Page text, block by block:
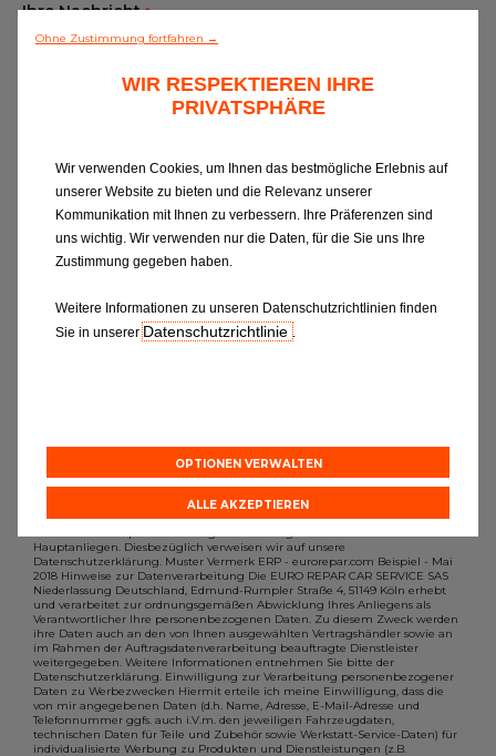
Wenn Sie Informationen zu EUROREPAR
CAR SERVICE erhalten oder von unserer
Kundenbetreuung kontaktiert werden
möchten, dann füllen Sie bitte das
Formular aus.
Ihre Nachricht*
Hauptanliegen. Diesbezüglich verweisen wir auf unsere
Datenschutzerklärung. Muster Vermerk ERP - eurorepar.com Beispiel - Mai
2018 Hinweise zur Datenverarbeitung Die EURO REPAR CAR SERVICE SAS
Niederlassung Deutschland, Edmund-Rumpler Straße 4, 51149 Köln erhebt
und verarbeitet zur ordnungsgemäßen Abwicklung Ihres Anliegens als
Verantwortlicher Ihre personenbezogenen Daten. Zu diesem Zweck werden
ihre Daten auch an den von Ihnen ausgewählten Vertragshändler sowie an
im Rahmen der Auftragsdatenverarbeitung beauftragte Dienstleister
weitergegeben. Weitere Informationen entnehmen Sie bitte der
Datenschutzerklärung. Einwilligung zur Verarbeitung personenbezogener
Daten zu Werbezwecken Hiermit erteile ich meine Einwilligung, dass die
von mir angegebenen Daten (d.h. Name, Adresse, E-Mail-Adresse und
Telefonnummer ggfs. auch i.V.m. den jeweiligen Fahrzeugdaten,
technischen Daten für Teile und Zubehör sowie Werkstatt-Service-Daten) für
individualisierte Werbung zu Produkten und Dienstleistungen (z.B.
Ohne Zustimmung fortfahren →
WIR RESPEKTIEREN IHRE
PRIVATSPHÄRE
Wir verwenden Cookies, um Ihnen das bestmögliche Erlebnis auf
unserer Website zu bieten und die Relevanz unserer
Kommunikation mit Ihnen zu verbessern. Ihre Präferenzen sind
uns wichtig. Wir verwenden nur die Daten, für die Sie uns Ihre
Zustimmung gegeben haben.
Weitere Informationen zu unseren Datenschutzrichtlinien finden
Sie in unsererDatenschutzrichtlinie .
OPTIONEN VERWALTEN
ALLE AKZEPTIEREN